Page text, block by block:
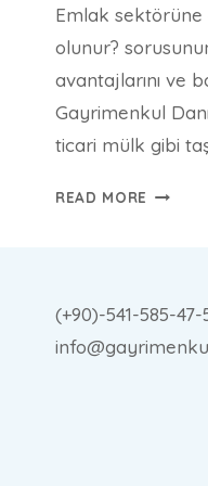
Emlak sektörüne
olunur?
avantajlarını ve
Gayrimenkul
ticari mülk gibi
READ MORE
REHBER
(+90)-541-585-47-